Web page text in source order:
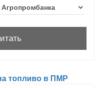
топливо в ПМР